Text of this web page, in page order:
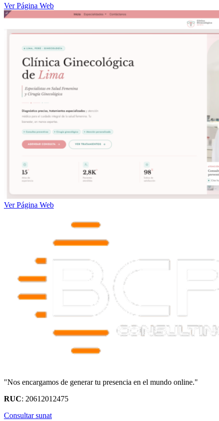
Ver Página Web
Ver Página Web
"Nos encargamos de generar tu presencia en el mundo online."
RUC: 20612012475
Consultar sunat